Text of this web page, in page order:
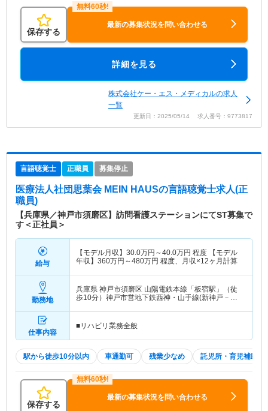
保存する
最新の募集状況を問い合わせる
詳細を見る
株式会社ケー・エス・メディカルの求人
一覧
更新日：2025/05/14 求人番号：9773817
言語聴覚士 正職員 募集停止
医療法人社団思葉会 MEIN HAUSの言語聴覚士求人(正
職員)
【兵庫県／神戸市須磨区】訪問看護ステーションにてST募集で
す＜正社員＞
給与
【モデル月収】 30.0万円～40.0万円 程度 【モデル
年収】 360万円～480万円 程度、月収×12ヶ月計算
勤務地
兵庫県 神戸市須磨区 山陽電鉄本線「板宿駅」（徒
歩10分）神戸市営地下鉄西神・山手線(新神戸－新
仕事内容
■リハビリ業務全般
駅から徒歩10分以内 車通勤可 残業少なめ 託児所・育児補助
保存する
最新の募集状況を問い合わせる